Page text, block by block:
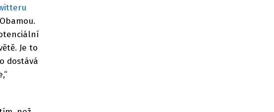
Je to
dostává